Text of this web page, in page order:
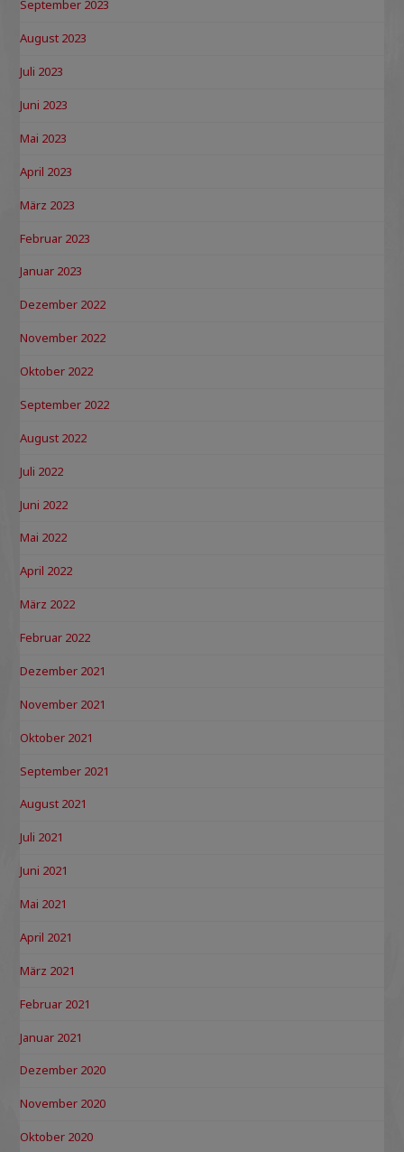
September 2023
August 2023
Juli 2023
Juni 2023
Mai 2023
April 2023
März 2023
Februar 2023
Januar 2023
Dezember 2022
November 2022
Oktober 2022
September 2022
August 2022
Juli 2022
Juni 2022
Mai 2022
April 2022
März 2022
Februar 2022
Dezember 2021
November 2021
Oktober 2021
September 2021
August 2021
Juli 2021
Juni 2021
Mai 2021
April 2021
März 2021
Februar 2021
Januar 2021
Dezember 2020
November 2020
Oktober 2020